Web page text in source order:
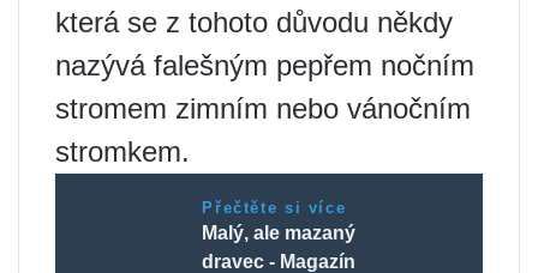
která se z tohoto důvodu někdy
nazývá falešným pepřem nočním
stromem zimním nebo vánočním
stromkem.
Přečtěte si více
Malý, ale mazaný
dravec - Magazín